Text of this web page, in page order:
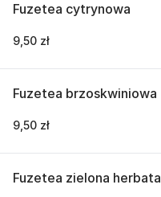
Fuzetea cytrynowa
9,50 zł
Fuzetea brzoskwiniowa
9,50 zł
Fuzetea zielona herbata